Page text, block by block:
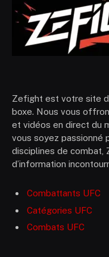
Zefight est votre site
boxe. Nous vous
et vidéos en direct du
vous soyez passionné
disciplines de
d’information
Combattants UFC
Catégories UFC
Combats UFC